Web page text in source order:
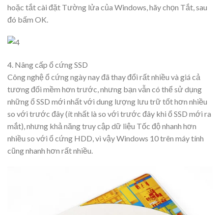
hoặc tắt cài đặt Tường lửa của Windows, hãy chọn Tắt, sau
đó bấm OK.
4. Nâng cấp ổ cứng SSD
Công nghệ ổ cứng ngày nay đã thay đổi rất nhiều và giá cả
tương đối mềm hơn trước, nhưng bạn vẫn có thể sử dụng
những ổ SSD mới nhất với dung lượng lưu trữ tốt hơn nhiều
so với trước đây (ít nhất là so với trước đây khi ổ SSD mới ra
mắt), nhưng khả năng truy cập dữ liệu Tốc độ nhanh hơn
nhiều so với ổ cứng HDD, vì vậy Windows 10 trên máy tính
cũng nhanh hơn rất nhiều.